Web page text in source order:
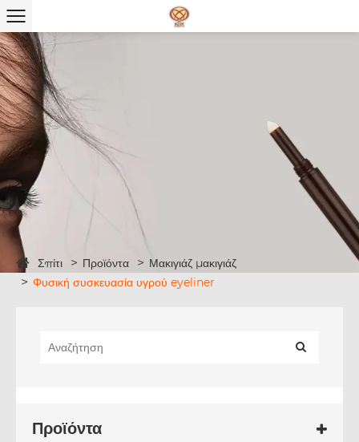
Σπίτι Προϊόντα
Μακιγιάζ μακιγιάζ
Φυσική συσκευασία υγρού eyeliner
Προϊόντα